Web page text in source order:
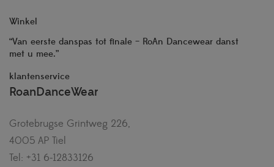
Winkel
“Van eerste danspas tot finale – RoAn Dancewear danst
met u mee.”
klantenservice
RoanDanceWear
Grotebrugse Grintweg 226,
4005 AP Tiel
Tel: +31 6-12833126